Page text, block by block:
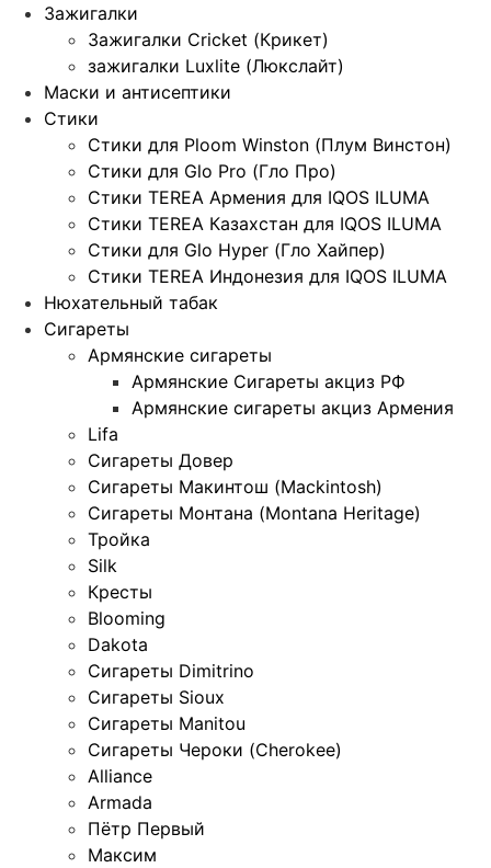
Зажигалки
Зажигалки Cricket (Крикет)
зажигалки Luxlite (Люкслайт)
Маски и антисептики
Стики
Стики для Ploom Winston (Плум Винстон)
Стики для Glo Pro (Гло Про)
Стики TEREA Армения для IQOS ILUMA
Стики TEREA Казахстан для IQOS ILUMA
Стики для Glo Hyper (Гло Хайпер)
Стики TEREA Индонезия для IQOS ILUMA
Нюхательный табак
Сигареты
Армянские сигареты
Армянские Сигареты акциз РФ
Армянские сигареты акциз Армения
Lifa
Сигареты Довер
Сигареты Макинтош (Mackintosh)
Сигареты Монтана (Montana Heritage)
Тройка
Silk
Кресты
Blooming
Dakota
Сигареты Dimitrino
Сигареты Sioux
Сигареты Manitou
Сигареты Чероки (Cherokee)
Alliance
Armada
Пётр Первый
Максим